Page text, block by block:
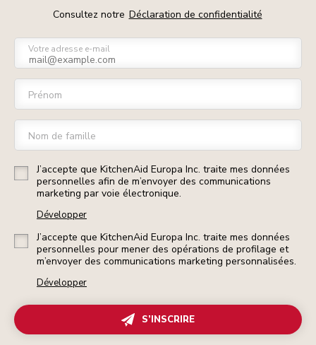
Consultez notre Déclaration de confidentialité
Votre adresse e-mail
Prénom
Nom de famille
J’accepte que KitchenAid Europa Inc. traite mes données
personnelles afin de m’envoyer des communications
marketing par voie électronique.
Développer
J’accepte que KitchenAid Europa Inc. traite mes données
personnelles pour mener des opérations de profilage et
m’envoyer des communications marketing personnalisées.
Développer
S’INSCRIRE